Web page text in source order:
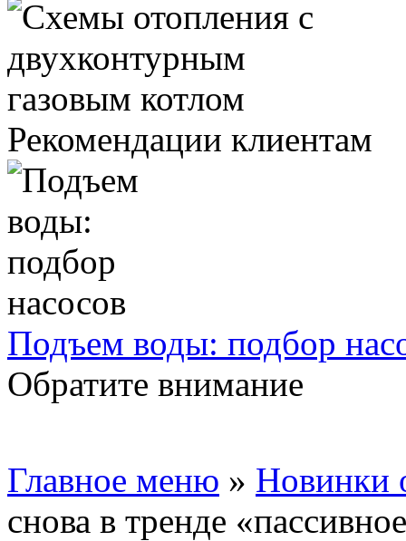
Рекомендации клиентам
Подъем воды: подбор
Обратите внимание
Главное меню » Новинки
снова в тренде